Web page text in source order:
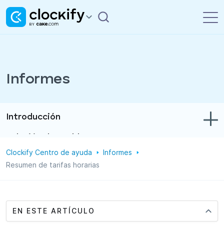
Informes
Introducción
Control de tiempo y gastos
Proyectos
Administración
Clockify Centro de ayuda
Informes
Resumen de tarifas horarias
EN ESTE ARTÍCULO